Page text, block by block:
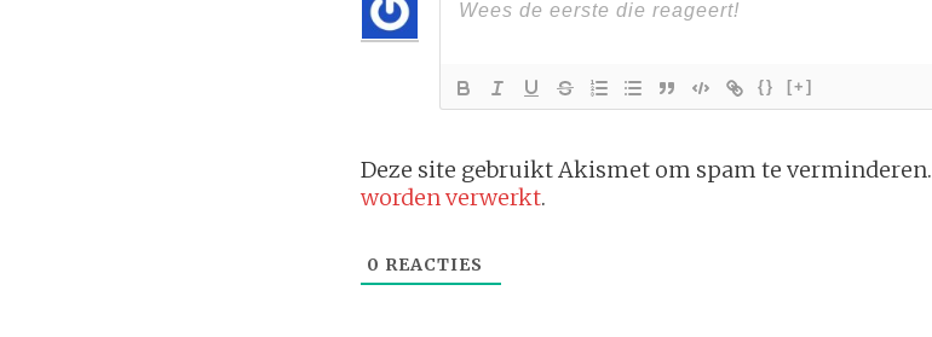
{} [+]
Deze site gebruikt Akismet om spam te verminderen.
worden verwerkt.
0 REACTIES